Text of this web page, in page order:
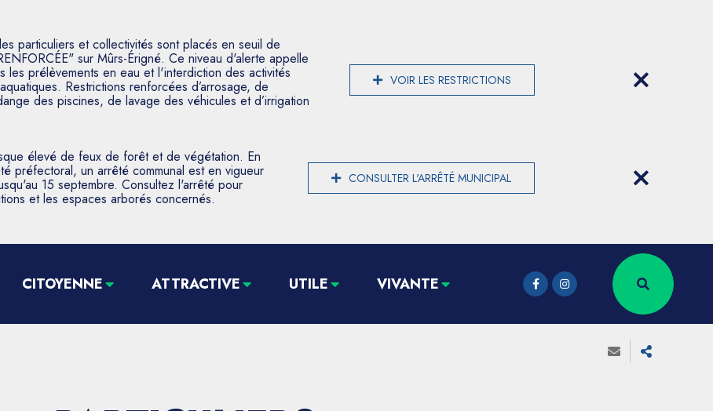
particuliers et collectivités sont placés en seuil de
sur Mûrs-Érigné. Ce niveau d'alerte appelle
les prélèvements en eau et l'interdiction des activités
Restrictions renforcées d’arrosage, de
des piscines, de lavage des véhicules et d’irrigation
VOIR LES RESTRICTIONS
élevé de feux de forêt et de végétation. En
préfectoral, un arrêté communal est en vigueur
15 septembre. Consultez l'arrêté pour
et les espaces arborés concernés.
CONSULTER L'ARRÊTÉ MUNICIPAL
CITOYENNE ATTRACTIVE UTILE VIVANTE